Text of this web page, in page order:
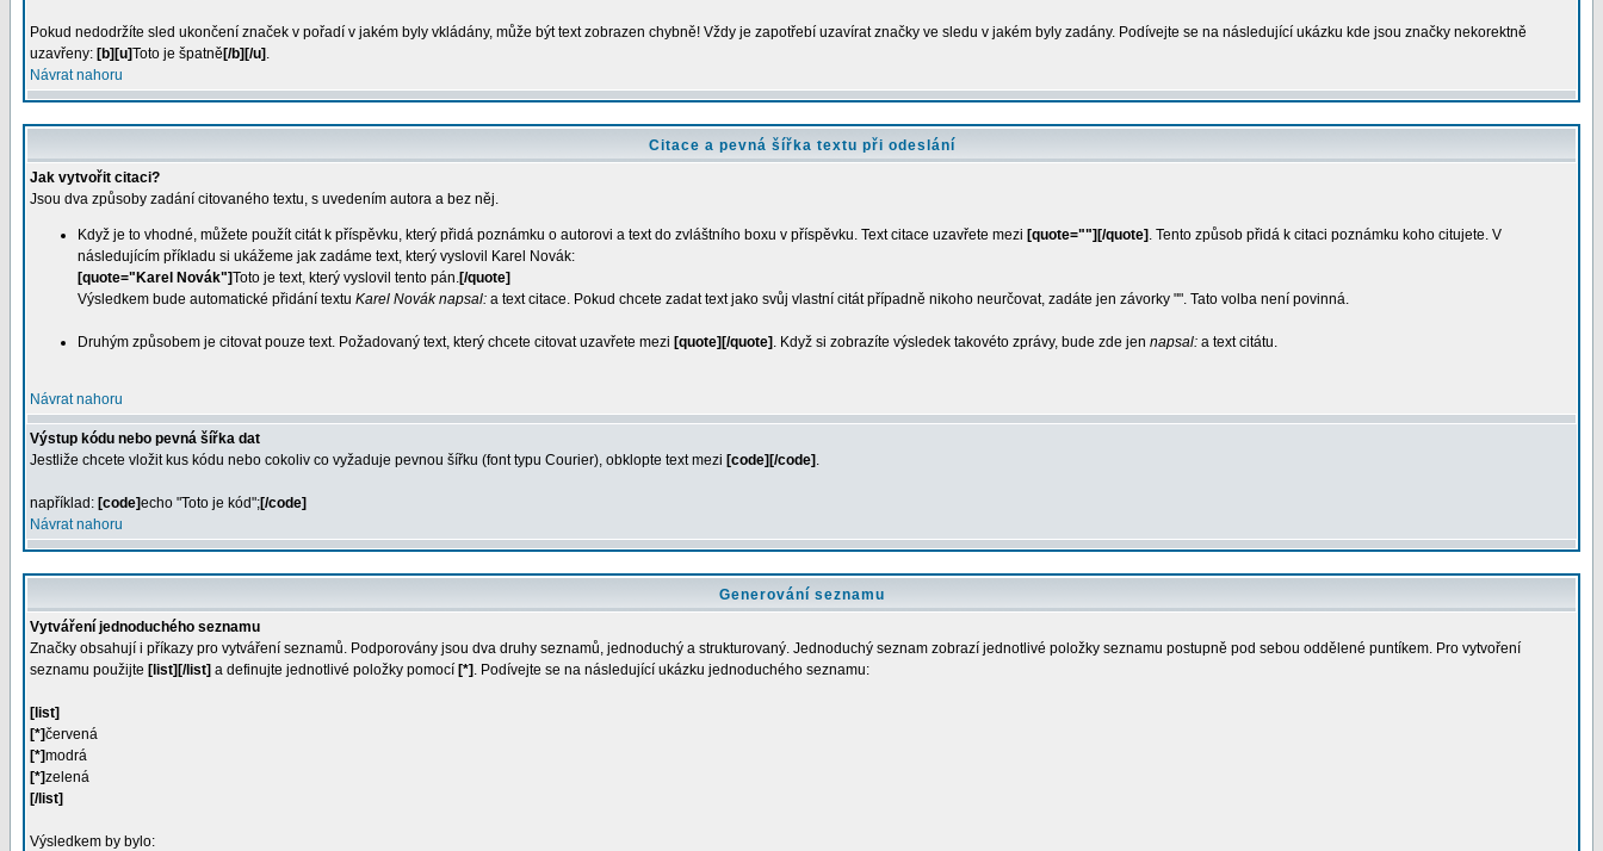
Pokud nedodržíte sled ukončení značek v pořadí v jakém byly vkládány, může být text zobrazen chybně! Vždy je zapotřebí uzavírat značky ve sledu v jakém byly zadány. Podívejte se na následující ukázku kde jsou značky nekorektně
uzavřeny: [b][u]Toto je špatně [/b][/u] .
Návrat nahoru
Citace a pevná šířka textu při odeslání
Jak vytvořit citaci?
Jsou dva způsoby zadání citovaného textu, s uvedením autora a bez něj.
Když je to vhodné, můžete použít citát k příspěvku, který přidá poznámku o autorovi a text do zvláštního boxu v příspěvku. Text citace uzavřete mezi [quote=""][/quote] . Tento způsob přidá k citaci poznámku koho citujete. V
následujícím příkladu si ukážeme jak zadáme text, který vyslovil Karel Novák:
[quote="Karel Novák"]Toto je text, který vyslovil tento pán.[/quote]
Výsledkem bude automatické přidání textu Karel Novák napsal: a text citace. Pokud chcete zadat text jako svůj vlastní citát případně nikoho neurčovat, zadáte jen závorky "". Tato volba není povinná.
Druhým způsobem je citovat pouze text. Požadovaný text, který chcete citovat uzavřete mezi [quote][/quote] . Když si zobrazíte výsledek takovéto zprávy, bude zde jen napsal: a text citátu.
Návrat nahoru
Výstup kódu nebo pevná šířka dat
Jestliže chcete vložit kus kódu nebo cokoliv co vyžaduje pevnou šířku (font typu Courier), obklopte text mezi [code][/code] .
například: [code]echo "Toto je kód";[/code]
Návrat nahoru
Generování seznamu
Vytváření jednoduchého seznamu
Značky obsahují i příkazy pro vytváření seznamů. Podporovány jsou dva druhy seznamů, jednoduchý a strukturovaný. Jednoduchý seznam zobrazí jednotlivé položky seznamu postupně pod sebou oddělené puntíkem. Pro vytvoření
seznamu použijte [list][/list] a definujte jednotlivé položky pomocí [*] . Podívejte se na následující ukázku jednoduchého seznamu:
[list]
[*]červená
[*]modrá
[*]zelená
[/list]
Výsledkem by bylo: